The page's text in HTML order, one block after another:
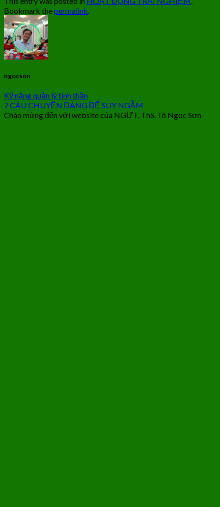
Bookmark thepermalink.
ngocson
Kỹ năng quản lý tinh thần
7 CÂU CHUYỆN ĐÁNG ĐỂ SUY NGẪM
Chào mừng đến với website của NGƯT. ThS. Tô Ngọc Sơn